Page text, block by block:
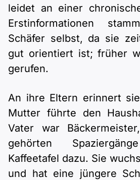
leidet an einer
Erstinformationen
Schäfer selbst, da sie
gut orientiert ist; früher
gerufen.
An ihre Eltern erinnert
Mutter führte den
Vater war
gehörten
Kaffeetafel dazu. Sie
und hat eine jüngere